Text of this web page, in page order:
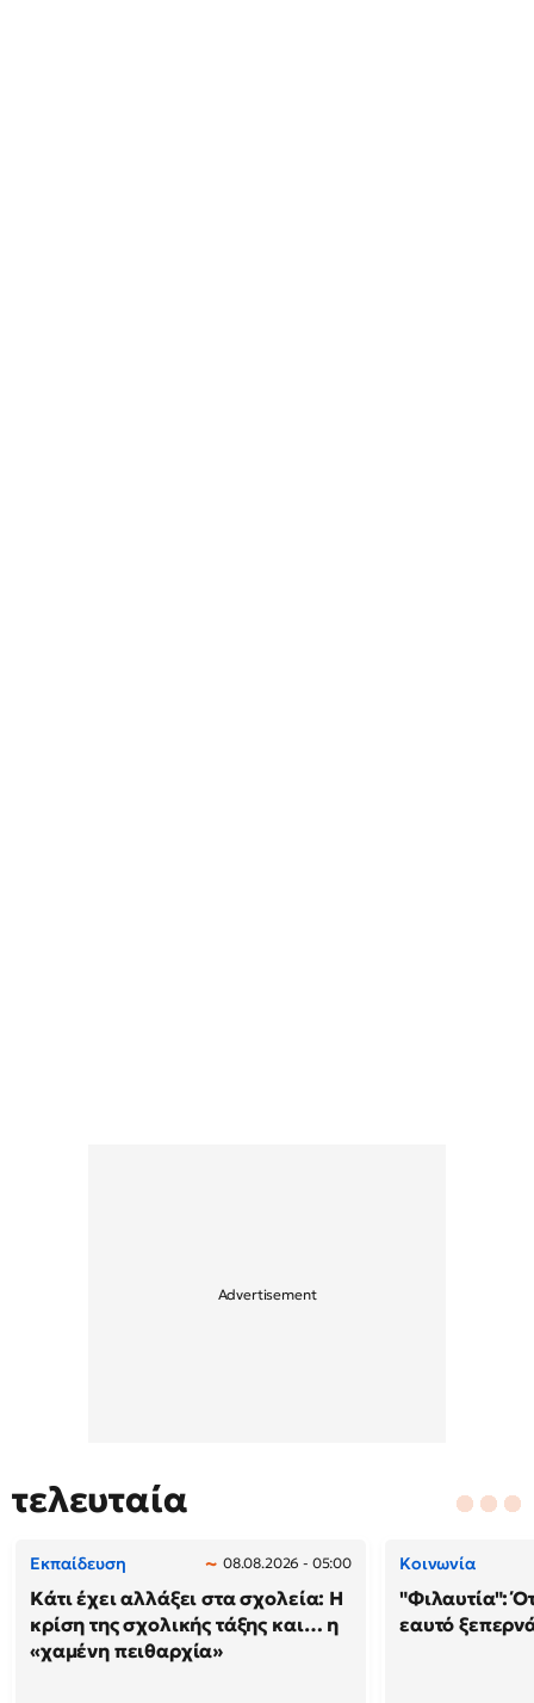
τελευταία
Εκπαίδευση 08.08.2026 - 05:00
Κάτι έχει αλλάξει στα σχολεία: H
κρίση της σχολικής τάξης και… η
«χαμένη πειθαρχία»
Κοινωνία
"Φιλαυτία":
εαυτό